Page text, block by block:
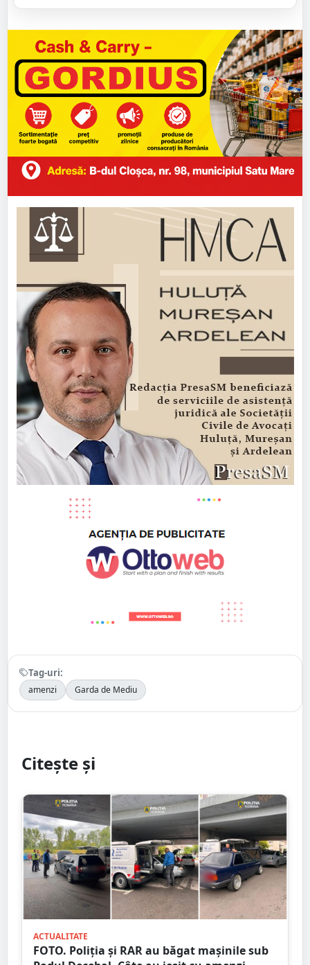
Tag-uri:
amenzi Garda de Mediu
Citește și
ACTUALITATE
FOTO. Poliția și RAR au băgat mașinile sub